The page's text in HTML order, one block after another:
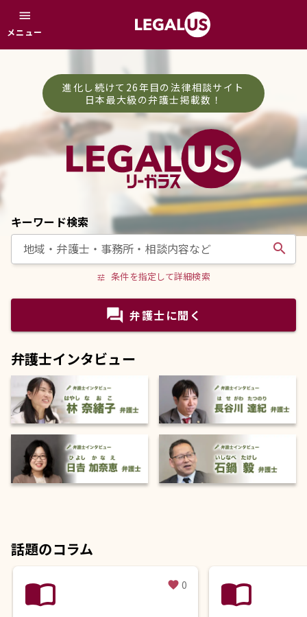
menu
メニュー
進化し続けて26年目の法律相談サイト
日本最大級の弁護士掲載数！
キーワード検索
search
tune 条件を指定して詳細検索
question_answer 弁護士に聞く
弁護士インタビュー
話題のコラム
import_contacts favorite 0 import_contacts